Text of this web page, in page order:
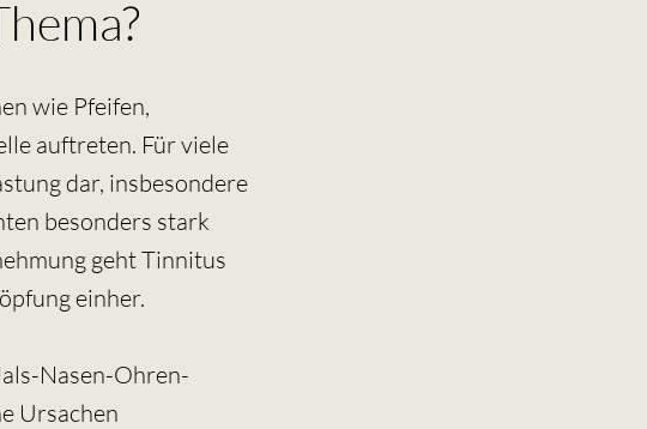
wie Pfeifen,
auftreten. Für viele
dar, insbesondere
besonders stark
geht Tinnitus
einher.
Nasen-Ohren-
Ursachen